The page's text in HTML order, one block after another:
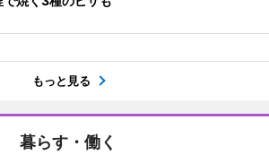
もっと見る
暮らす・働く